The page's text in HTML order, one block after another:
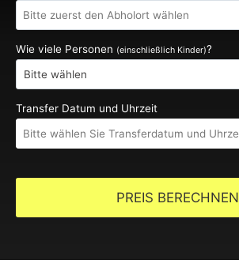
Wie viele Personen (einschließlich Kinder)?
Transfer Datum und Uhrzeit
PREIS BERECHNEN